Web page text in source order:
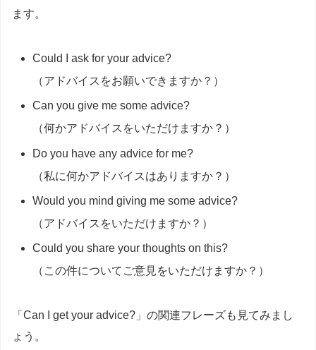
ます。
Could I ask for your advice?
（アドバイスをお願いできますか？）
Can you give me some advice?
（何かアドバイスをいただけますか？）
Do you have any advice for me?
（私に何かアドバイスはありますか？）
Would you mind giving me some advice?
（アドバイスをいただけますか？）
Could you share your thoughts on this?
（この件についてご意見をいただけますか？）
「Can I get your advice?」の関連フレーズも見てみまし
ょう。